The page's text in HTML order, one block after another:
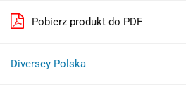
Pobierz produkt do PDF
Diversey Polska